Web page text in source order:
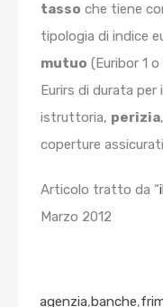
tasso che tiene
tipologia di indice
mutuo (Euribor 1
Eurirs di durata per i
istruttoria, perizia
coperture
Articolo tratto da “
Marzo 2012
agenzia,banche,